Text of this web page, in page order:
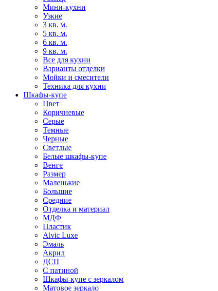
Мини-кухни
Узкие
3 кв. м.
5 кв. м.
6 кв. м.
9 кв. м.
Все для кухни
Варианты отделки
Мойки и смесители
Техника для кухни
Шкафы-купе
Цвет
Коричневые
Серые
Темные
Черные
Светлые
Белые шкафы-купе
Венге
Размер
Маленькие
Большие
Средние
Отделка и материал
МДФ
Пластик
Alvic Luxe
Эмаль
Акрил
ДСП
С патиной
Шкафы-купе с зеркалом
Матовое зеркало